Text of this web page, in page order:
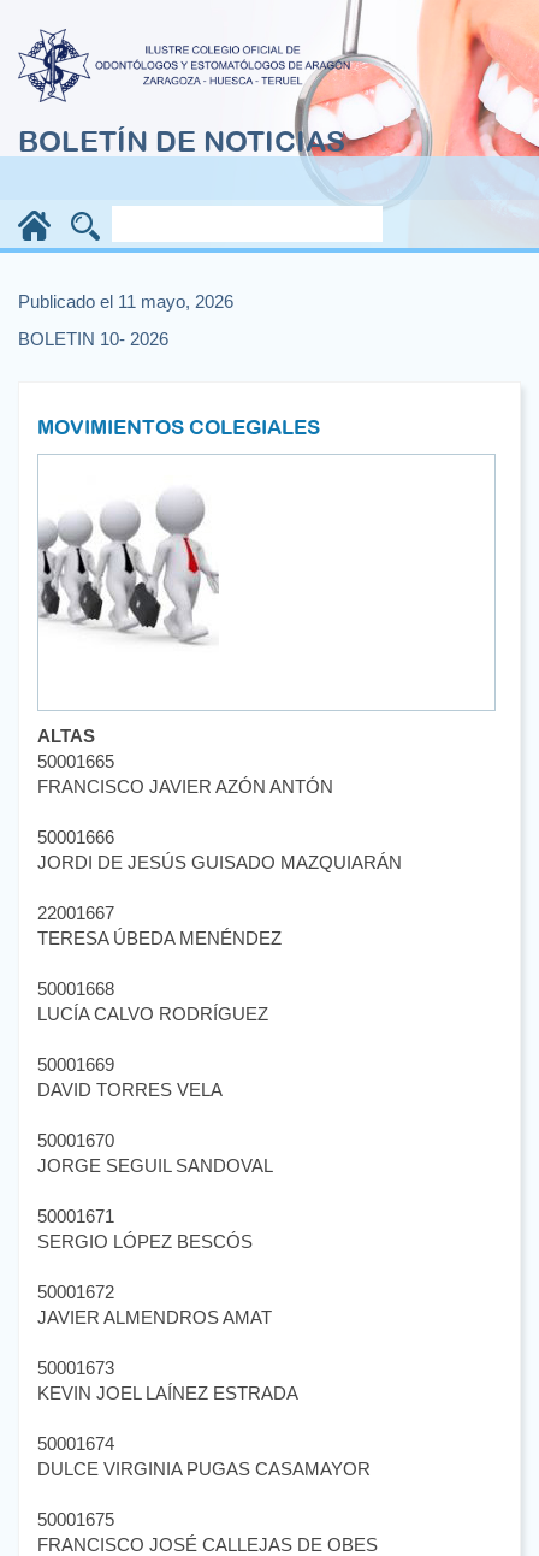
BOLETÍN DE NOTICIAS
Publicado el 11 mayo, 2026
BOLETIN 10- 2026
MOVIMIENTOS COLEGIALES
ALTAS
50001665
FRANCISCO JAVIER AZÓN ANTÓN
50001666
JORDI DE JESÚS GUISADO MAZQUIARÁN
22001667
TERESA ÚBEDA MENÉNDEZ
50001668
LUCÍA CALVO RODRÍGUEZ
50001669
DAVID TORRES VELA
50001670
JORGE SEGUIL SANDOVAL
50001671
SERGIO LÓPEZ BESCÓS
50001672
JAVIER ALMENDROS AMAT
50001673
KEVIN JOEL LAÍNEZ ESTRADA
50001674
DULCE VIRGINIA PUGAS CASAMAYOR
50001675
FRANCISCO JOSÉ CALLEJAS DE OBES